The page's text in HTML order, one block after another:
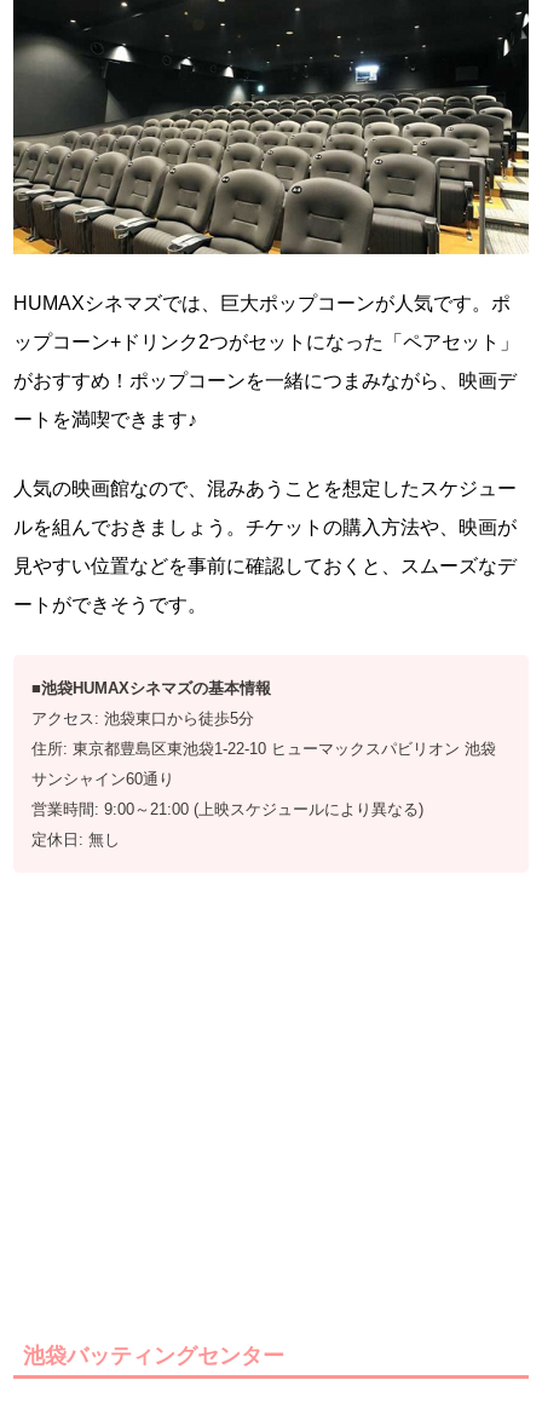
HUMAXシネマズでは、巨大ポップコーンが人気です。ポ
ップコーン+ドリンク2つがセットになった「ペアセット」
がおすすめ！ポップコーンを一緒につまみながら、映画デ
ートを満喫できます♪
人気の映画館なので、混みあうことを想定したスケジュー
ルを組んでおきましょう。チケットの購入方法や、映画が
見やすい位置などを事前に確認しておくと、スムーズなデ
ートができそうです。
■池袋HUMAXシネマズの基本情報
アクセス: 池袋東口から徒歩5分
住所: 東京都豊島区東池袋1-22-10 ヒューマックスパビリオン 池袋
サンシャイン60通り
営業時間: 9:00～21:00 (上映スケジュールにより異なる)
定休日: 無し
池袋バッティングセンター